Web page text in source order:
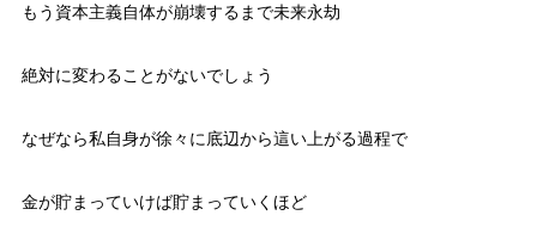
もう資本主義自体が崩壊するまで未来永劫
絶対に変わることがないでしょう
なぜなら私自身が徐々に底辺から這い上がる過程で
金が貯まっていけば貯まっていくほど